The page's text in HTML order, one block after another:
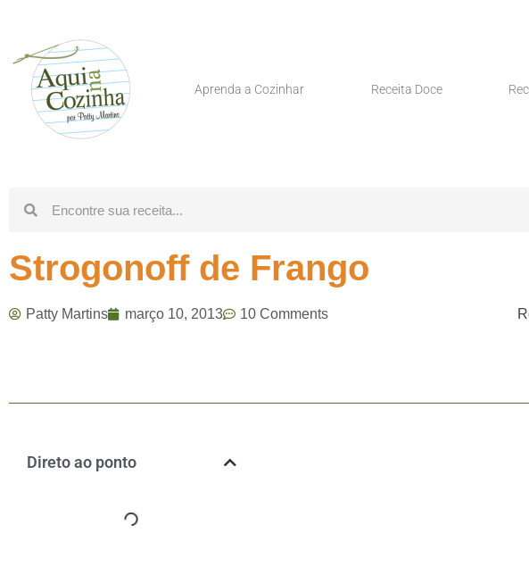
Aprenda a Cozinhar Receita Doce
Strogonoff de Frango
Patty Martins março 10, 2013 10 Comments
Direto ao ponto